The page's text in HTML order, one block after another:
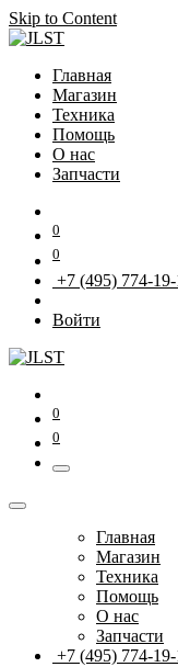
Skip to Content
Главная
Магазин
Техника
Помощь
О нас
Запчасти
0
0
+7 (495) 774-
Войти
0
0
Главная
Магазин
Техника
Помощь
О нас
Запчасти
+7 (495) 774-